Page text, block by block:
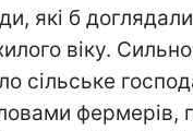
які б
віку. Сильно
сільське
фермерів,